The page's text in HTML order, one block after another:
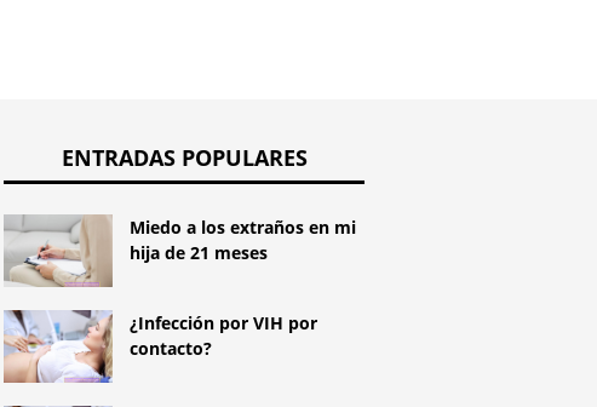
ENTRADAS POPULARES
Miedo a los extraños en mi
hija de 21 meses
¿Infección por VIH por
contacto?